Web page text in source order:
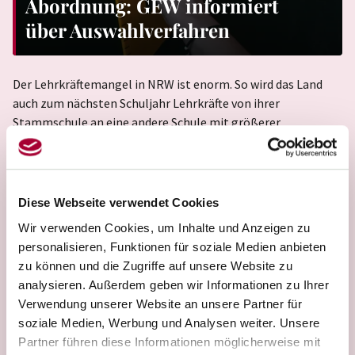
Diese Webseite verwendet Cookies
Wir verwenden Cookies, um Inhalte und Anzeigen zu
personalisieren, Funktionen für soziale Medien anbieten
zu können und die Zugriffe auf unsere Website zu
analysieren. Außerdem geben wir Informationen zu Ihrer
Verwendung unserer Website an unsere Partner für
soziale Medien, Werbung und Analysen weiter. Unsere
Partner führen diese Informationen möglicherweise mit
Abordnung: GEW informiert
über Auswahlverfahren
Der Lehrkräftemangel in NRW ist enorm. So wird das Land
auch zum nächsten Schuljahr Lehrkräfte von ihrer
Stammschule an eine andere Schule mit größerer
Personalnot abordnen – als ein Mittel zur besseren
Unterrichtsversorgung. Wer abgeordnet wird, entscheidet
In mehreren Eilverfahren haben wir diese Auswahlkriterien
Recht behalten. Wie das Land die Auswahlmethode nach den
jüngsten Entscheidungen des Verwaltungsgerichts Münster
nun objektiver aufstellen muss und welche Rechte
betroffene Lehrkräfte haben, erklären wir unseren
Mitgliedern in einem Infoblatt. (Jetzt imDownloadcenter
verfügbar). Es ist klar:Abordnungenschaffen keine neuen
Lehrkräfte. Eine Strategie, die den Mangel auf Kosten der